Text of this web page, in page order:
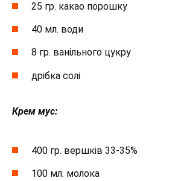
25 гр. какао порошку
40 мл. води
8 гр. ванільного цукру
дрібка солі
Крем мус:
400 гр. вершків 33-35%
100 мл. молока